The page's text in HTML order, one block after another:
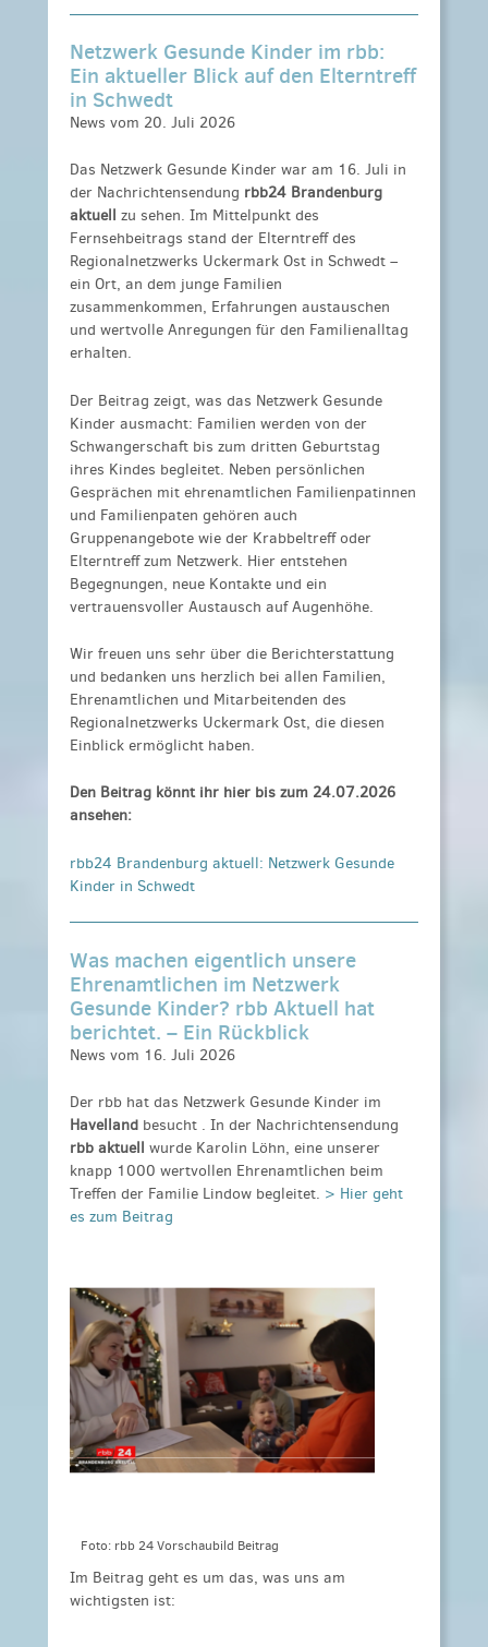
Netzwerk Gesunde Kinder im rbb:
Ein aktueller Blick auf den Elterntreff
in Schwedt
News vom 20. Juli 2026
Das Netzwerk Gesunde Kinder war am 16. Juli in
der Nachrichtensendung rbb24 Brandenburg
aktuell zu sehen. Im Mittelpunkt des
Fernsehbeitrags stand der Elterntreff des
Regionalnetzwerks Uckermark Ost in Schwedt –
ein Ort, an dem junge Familien
zusammenkommen, Erfahrungen austauschen
und wertvolle Anregungen für den Familienalltag
erhalten.
Der Beitrag zeigt, was das Netzwerk Gesunde
Kinder ausmacht: Familien werden von der
Schwangerschaft bis zum dritten Geburtstag
ihres Kindes begleitet. Neben persönlichen
Gesprächen mit ehrenamtlichen Familienpatinnen
und Familienpaten gehören auch
Gruppenangebote wie der Krabbeltreff oder
Elterntreff zum Netzwerk. Hier entstehen
Begegnungen, neue Kontakte und ein
vertrauensvoller Austausch auf Augenhöhe.
Wir freuen uns sehr über die Berichterstattung
und bedanken uns herzlich bei allen Familien,
Ehrenamtlichen und Mitarbeitenden des
Regionalnetzwerks Uckermark Ost, die diesen
Einblick ermöglicht haben.
Den Beitrag könnt ihr hier bis zum 24.07.2026
ansehen:
rbb24 Brandenburg aktuell: Netzwerk Gesunde
Kinder in Schwedt
Was machen eigentlich unsere
Ehrenamtlichen im Netzwerk
Gesunde Kinder? rbb Aktuell hat
berichtet. – Ein Rückblick
News vom 16. Juli 2026
Der rbb hat das Netzwerk Gesunde Kinder im
Havelland besucht . In der Nachrichtensendung
rbb aktuell wurde Karolin Löhn, eine unserer
knapp 1000 wertvollen Ehrenamtlichen beim
Treffen der Familie Lindow begleitet. > Hier geht
es zum Beitrag
Foto: rbb 24 Vorschaubild Beitrag
Im Beitrag geht es um das, was uns am
wichtigsten ist: